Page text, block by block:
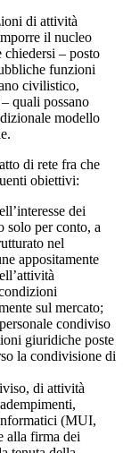
di attività
il nucleo
chiedersi – posto
funzioni
civilistico,
quali possano
modello
di rete fra che
obiettivi:
dei
solo per conto, a
nel
appositamente
sul mercato;
condiviso
giuridiche poste
la condivisione di
di attività
(MUI,
alla firma dei